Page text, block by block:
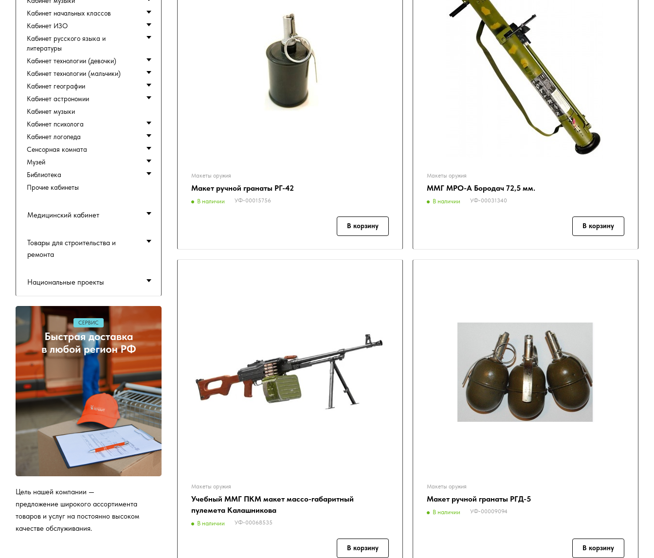
Макеты оружия
Макет ручной гранаты РГ-42
В наличии УФ-00015756
В корзину
Макеты оружия
ММГ МРО-А Бородач 72,5 мм.
В наличии УФ-00031340
В корзину
Макеты оружия
Учебный ММГ ПКМ макет массо-габаритный
пулемета Калашникова
В наличии УФ-00068535
В корзину
Макеты оружия
Макет ручной гранаты РГД-5
В наличии УФ-00009094
В корзину
Кабинет начальных классов
Кабинет ИЗО
Кабинет русского языка и
литературы
Кабинет технологии (девочки)
Кабинет технологии (мальчики)
Кабинет географии
Кабинет астрономии
Кабинет музыки
Кабинет психолога
Кабинет логопеда
Сенсорная комната
Музей
Библиотека
Прочие кабинеты
Медицинский кабинет
Товары для строительства и
ремонта
Национальные проекты
Цель нашей компании —
предложение широкого ассортимента
товаров и услуг на постоянно высоком
качестве обслуживания.